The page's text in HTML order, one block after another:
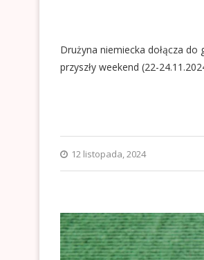
Drużyna niemiecka dołącza do
przyszły weekend (22-
12 listopada, 2024